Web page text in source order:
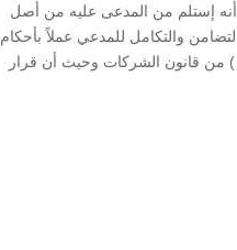
أنه إستلم من المدعى عليه من أصل
المدعى عليه بأداء المبلغ بالتضامن والتكامل للمدعي عملاً بأحكام
المادتين ( 11 و 50 ) من قانون البينات والمادتين( 1/9/ب و 53 ) من قانون التجارة والمادتين (9 و 26 ) من قانون الشركات وحيث أن قرار